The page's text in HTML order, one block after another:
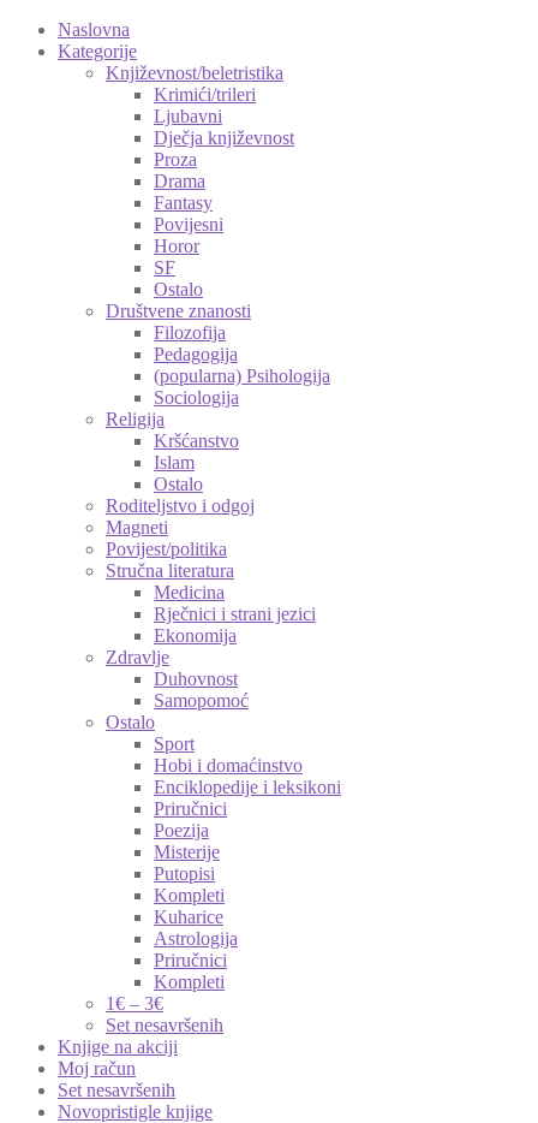
Naslovna
Kategorije
Književnost/beletristika
Krimići/trileri
Ljubavni
Dječja književnost
Proza
Drama
Fantasy
Povijesni
Horor
SF
Ostalo
Društvene znanosti
Filozofija
Pedagogija
(popularna) Psihologija
Sociologija
Religija
Kršćanstvo
Islam
Ostalo
Roditeljstvo i odgoj
Magneti
Povijest/politika
Stručna literatura
Medicina
Rječnici i strani jezici
Ekonomija
Zdravlje
Duhovnost
Samopomoć
Ostalo
Sport
Hobi i domaćinstvo
Enciklopedije i leksikoni
Priručnici
Poezija
Misterije
Putopisi
Kompleti
Kuharice
Astrologija
Priručnici
Kompleti
1€ – 3€
Set nesavršenih
Knjige na akciji
Moj račun
Set nesavršenih
Novopristigle knjige